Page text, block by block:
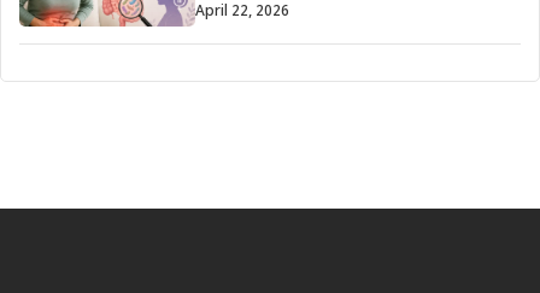
April 22, 2026